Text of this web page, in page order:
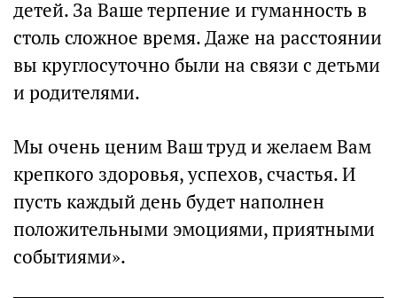
детей. За Ваше терпение и гуманность в
столь сложное время. Даже на расстоянии
вы круглосуточно были на связи с детьми
и родителями.
Мы очень ценим Ваш труд и желаем Вам
крепкого здоровья, успехов, счастья. И
пусть каждый день будет наполнен
положительными эмоциями, приятными
событиями».